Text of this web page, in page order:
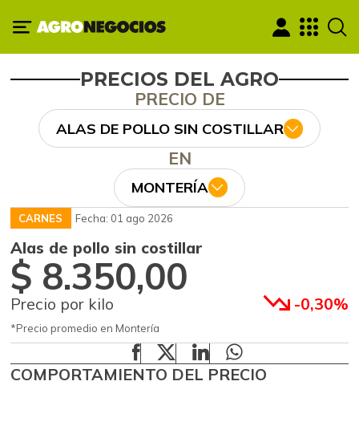
PRECIOS DEL AGRO
PRECIO DE
ALAS DE POLLO SIN COSTILLAR
EN
MONTERÍA
CARNES Fecha: 01 ago 2026
Alas de pollo sin costillar
$ 8.350,00
Precio por kilo -0,30%
*Precio promedio en Montería
COMPORTAMIENTO DEL PRECIO